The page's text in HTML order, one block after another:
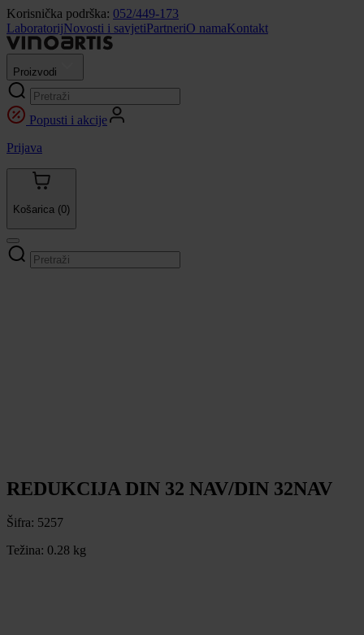
Korisnička podrška: 052/449-173
LaboratorijNovosti i savjetiPartneriO namaKontakt
Proizvodi
Popusti i akcije
Prijava
Košarica (0)
REDUKCIJA DIN 32 NAV/DIN 32NAV
Šifra: 5257
Težina: 0.28 kg